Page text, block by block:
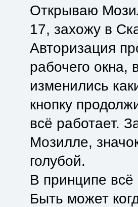
Открываю
17, захожу в
Авторизация
рабочего окна,
изменились
кнопку
всё работает.
Мозилле,
голубой.
В принципе всё
Быть может